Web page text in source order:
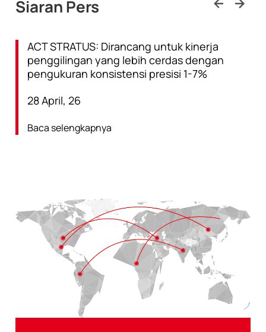
Siaran Pers
ACT STRATUS: Dirancang untuk kinerja
penggilingan yang lebih cerdas dengan
pengukuran konsistensi presisi 1-7%
28 April, 26
Baca selengkapnya